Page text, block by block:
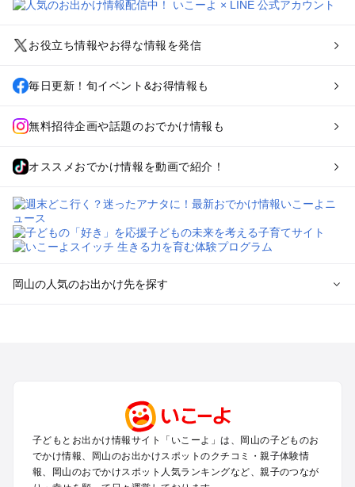
お役立ち情報やお得な情報を発信
毎日更新！旬イベント&お得情報も
無料招待企画や話題のおでかけ情報も
オススメおでかけ情報を動画で紹介！
岡山の人気のお出かけ先を探す
高梁・新見・吉備高原のプールお出かけ
岡山の定番お出かけスポット
岡山の遊園地
子どもとお出かけ情報サイト「いこーよ」は、岡山の子どものお
でかけ情報、岡山のお出かけスポットのクチコミ・親子体験情
報、岡山のおでかけスポット人気ランキングなど、親子のつなが